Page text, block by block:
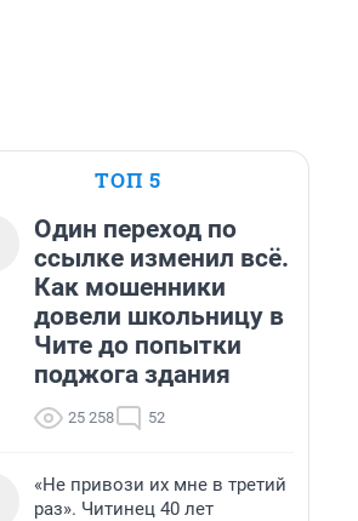
ТОП 5
Один переход по
ссылке изменил всё.
Как мошенники
довели школьницу в
Чите до попытки
поджога здания
25 258 52
«Не привози их мне в третий
раз». Читинец 40 лет